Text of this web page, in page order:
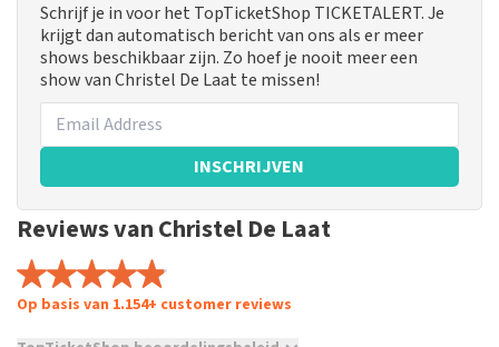
Schrijf je in voor het TopTicketShop TICKETALERT. Je
krijgt dan automatisch bericht van ons als er meer
shows beschikbaar zijn. Zo hoef je nooit meer een
show van Christel De Laat te missen!
INSCHRIJVEN
Reviews van Christel De Laat
Op basis van 1.154+ customer reviews